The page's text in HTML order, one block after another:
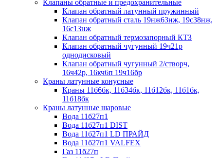
Клапаны обратные и предохранительные
Клапан обратный латунный пружинный
Клапан обратный сталь 19нж63нж, 19с38нж,
16с13нж
Клапан обратный термозапорный КТЗ
Клапан обратный чугунный 19ч21р
однодисковый
Клапан обратный чугунный 2/створч,
16ч42р, 16кч6п 19ч16бр
Краны латунные конусные
Краны 11б6бк, 11б34бк, 11б12бк, 11б1бк,
11б18бк
Краны латунные шаровые
Вода 11б27п1
Вода 11б27п1 DIST
Вода 11б27п1 LD ПРАЙД
Вода 11б27п1 VALFEX
Газ 11б27п